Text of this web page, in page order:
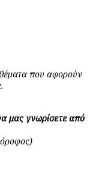
που αφορούν
μας γνωρίσετε από